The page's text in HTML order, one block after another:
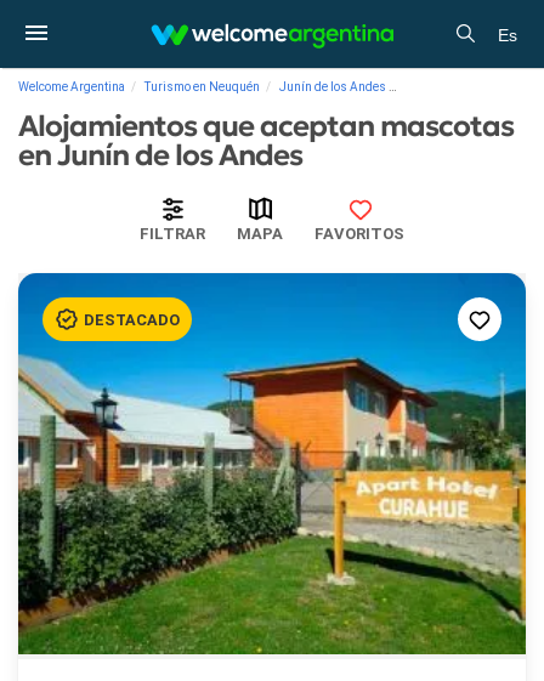
Es
Welcome Argentina Turismo en Neuquén Junín de los Andes
Alojamientos que aceptan mascotas
en Junín de los Andes
FILTRAR MAPA FAVORITOS